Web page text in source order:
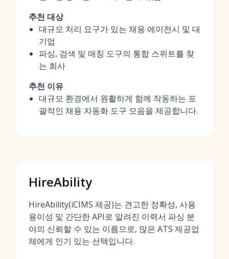
추천 대상
대규모 처리 요구가 있는 채용 에이전시 및 대
기업
파싱, 검색 및 매칭 도구의 통합 스위트를 찾
는 회사
추천 이유
대규모 환경에서 원활하게 함께 작동하는 포
괄적인 채용 자동화 도구 모음을 제공합니다.
HireAbility
HireAbility(iCIMS 제공)는 견고한 정확성, 사용
용이성 및 간단한 API로 알려진 이력서 파싱 분
야의 신뢰할 수 있는 이름으로, 많은 ATS 제공업
체에게 인기 있는 선택입니다.